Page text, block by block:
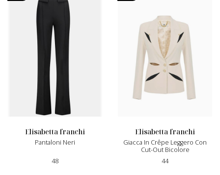
elisabetta franchi
Pantaloni Neri
48
elisabetta franchi
Giacca In Crêpe Leggero Con
Cut-Out Bicolore
44